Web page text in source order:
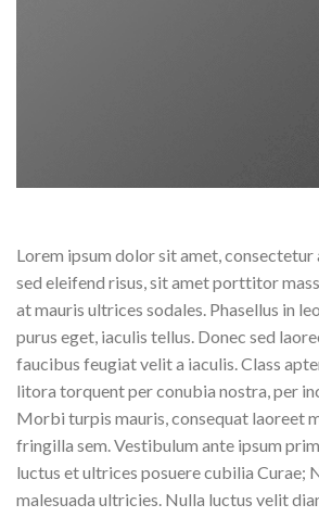
Lorem ipsum dolor sit amet,
sed eleifend risus, sit amet porttitor
at mauris ultrices sodales. Phasellus in
purus eget, iaculis tellus. Donec sed
faucibus feugiat velit a iaculis. Class
litora torquent per conubia nostra, per
Morbi turpis mauris, consequat laoreet
fringilla sem. Vestibulum ante ipsum
luctus et ultrices posuere cubilia Curae;
malesuada ultricies. Nulla luctus velit